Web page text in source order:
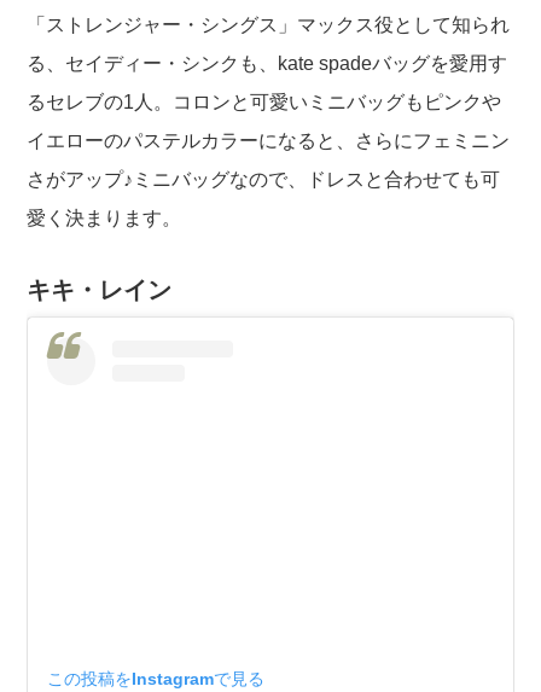
「ストレンジャー・シングス」マックス役として知られ
る、セイディー・シンクも、kate spadeバッグを愛用す
るセレブの1人。コロンと可愛いミニバッグもピンクや
イエローのパステルカラーになると、さらにフェミニン
さがアップ♪ミニバッグなので、ドレスと合わせても可
愛く決まります。
キキ・レイン
この投稿をInstagramで見る